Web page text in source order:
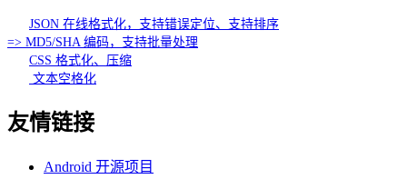
JSON 在线格式化，支持错误定位、支持排序
=> MD5/SHA 编码，支持批量处理
CSS 格式化、压缩
文本空格化
友情链接
Android 开源项目